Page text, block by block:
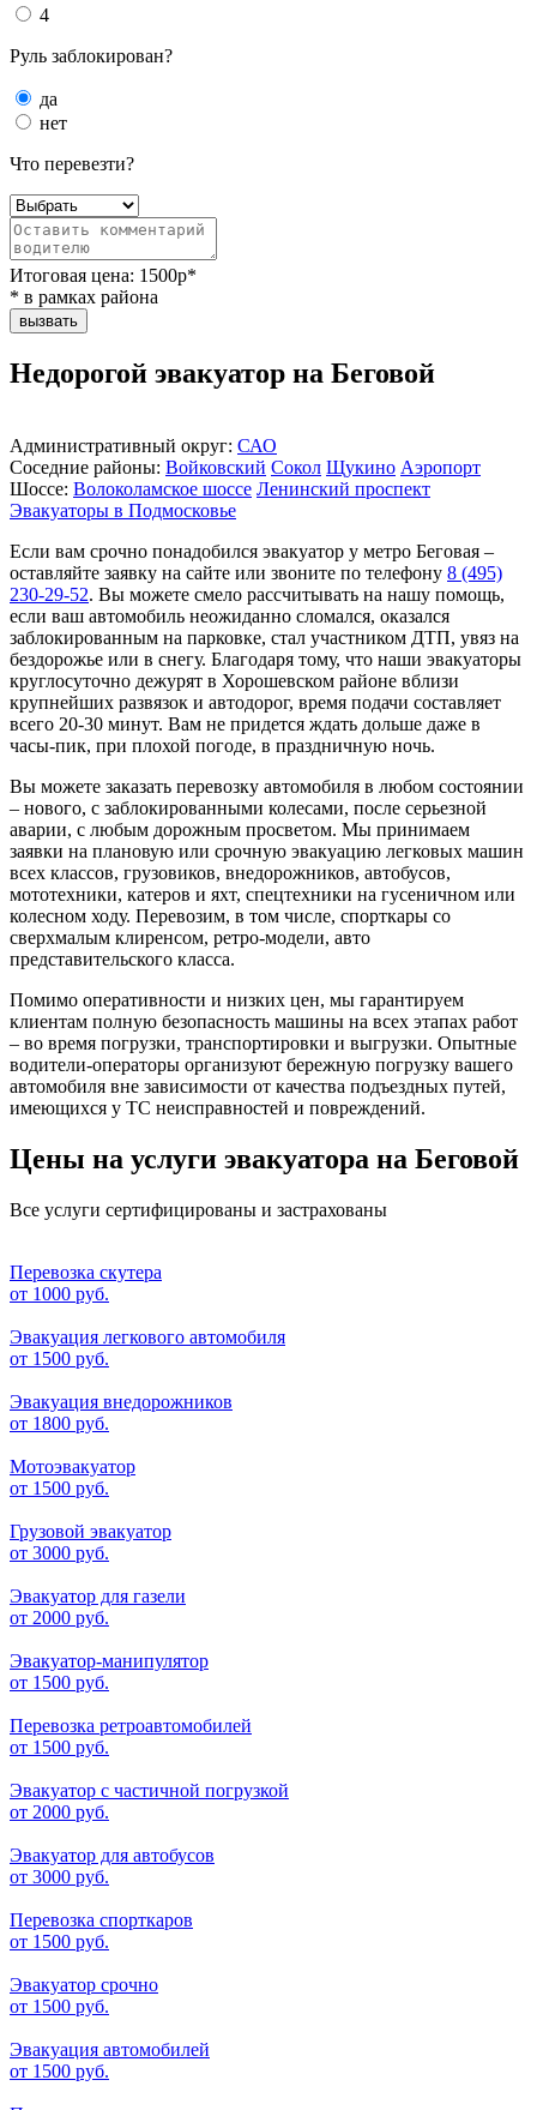
4
Руль заблокирован?
да
нет
Что перевезти?
Итоговая цена: 1500р*
* в рамках района
вызвать
Недорогой эвакуатор на Беговой
Административный округ: САО
Соседние районы: Войковский Сокол Щукино Аэропорт
Шоссе: Волоколамское шоссе Ленинский проспект
Эвакуаторы в Подмосковье
Если вам срочно понадобился эвакуатор у метро Беговая –
оставляйте заявку на сайте или звоните по телефону 8 (495)
230-29-52. Вы можете смело рассчитывать на нашу помощь,
если ваш автомобиль неожиданно сломался, оказался
заблокированным на парковке, стал участником ДТП, увяз на
бездорожье или в снегу. Благодаря тому, что наши эвакуаторы
круглосуточно дежурят в Хорошевском районе вблизи
крупнейших развязок и автодорог, время подачи составляет
всего 20-30 минут. Вам не придется ждать дольше даже в
часы-пик, при плохой погоде, в праздничную ночь.
Вы можете заказать перевозку автомобиля в любом состоянии
– нового, с заблокированными колесами, после серьезной
аварии, с любым дорожным просветом. Мы принимаем
заявки на плановую или срочную эвакуацию легковых машин
всех классов, грузовиков, внедорожников, автобусов,
мототехники, катеров и яхт, спецтехники на гусеничном или
колесном ходу. Перевозим, в том числе, спорткары со
сверхмалым клиренсом, ретро-модели, авто
представительского класса.
Помимо оперативности и низких цен, мы гарантируем
клиентам полную безопасность машины на всех этапах работ
– во время погрузки, транспортировки и выгрузки. Опытные
водители-операторы организуют бережную погрузку вашего
автомобиля вне зависимости от качества подъездных путей,
имеющихся у ТС неисправностей и повреждений.
Цены на услуги эвакуатора на Беговой
Все услуги сертифицированы и застрахованы
Перевозка скутера
от 1000 руб.
Эвакуация легкового автомобиля
от 1500 руб.
Эвакуация внедорожников
от 1800 руб.
Мотоэвакуатор
от 1500 руб.
Грузовой эвакуатор
от 3000 руб.
Эвакуатор для газели
от 2000 руб.
Эвакуатор-манипулятор
от 1500 руб.
Перевозка ретроавтомобилей
от 1500 руб.
Эвакуатор с частичной погрузкой
от 2000 руб.
Эвакуатор для автобусов
от 3000 руб.
Перевозка спорткаров
от 1500 руб.
Эвакуатор срочно
от 1500 руб.
Эвакуация автомобилей
от 1500 руб.